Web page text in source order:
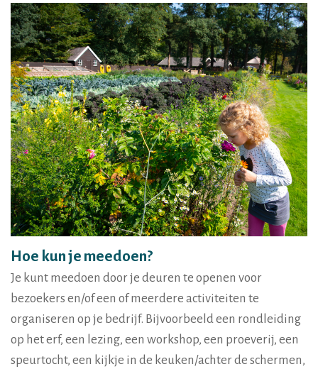
Hoe kun je meedoen?
Je kunt meedoen door je deuren te openen voor
bezoekers en/of een of meerdere activiteiten te
organiseren op je bedrijf. Bijvoorbeeld een rondleiding
op het erf, een lezing, een workshop, een proeverij, een
speurtocht, een kijkje in de keuken/achter de schermen,